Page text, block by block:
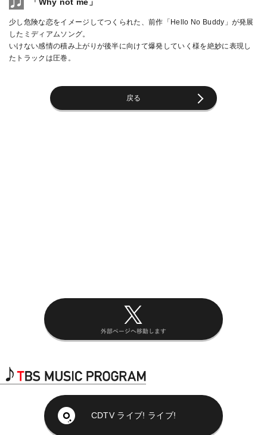
少し危険な恋をイメージしてつくられた、前作「Hello No Buddy」が発展
したミディアムソング。
いけない感情の積み上がりが後半に向けて爆発していく様を絶妙に表現し
たトラックは圧巻。
戻る
CDTV ライブ! ライブ!